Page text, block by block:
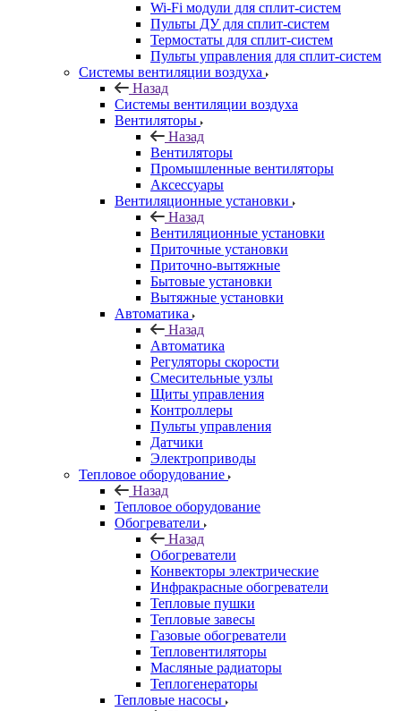
Wi-Fi модули для сплит-систем
Пульты ДУ для сплит-систем
Термостаты для сплит-систем
Пульты управления для сплит-систем
Системы вентиляции воздуха
Назад
Системы вентиляции воздуха
Вентиляторы
Назад
Вентиляторы
Промышленные вентиляторы
Аксессуары
Вентиляционные установки
Назад
Вентиляционные установки
Приточные установки
Приточно-вытяжные
Бытовые установки
Вытяжные установки
Автоматика
Назад
Автоматика
Регуляторы скорости
Смесительные узлы
Щиты управления
Контроллеры
Пульты управления
Датчики
Электроприводы
Тепловое оборудование
Назад
Тепловое оборудование
Обогреватели
Назад
Обогреватели
Конвекторы электрические
Инфракрасные обогреватели
Тепловые пушки
Тепловые завесы
Газовые обогреватели
Тепловентиляторы
Масляные радиаторы
Теплогенераторы
Тепловые насосы